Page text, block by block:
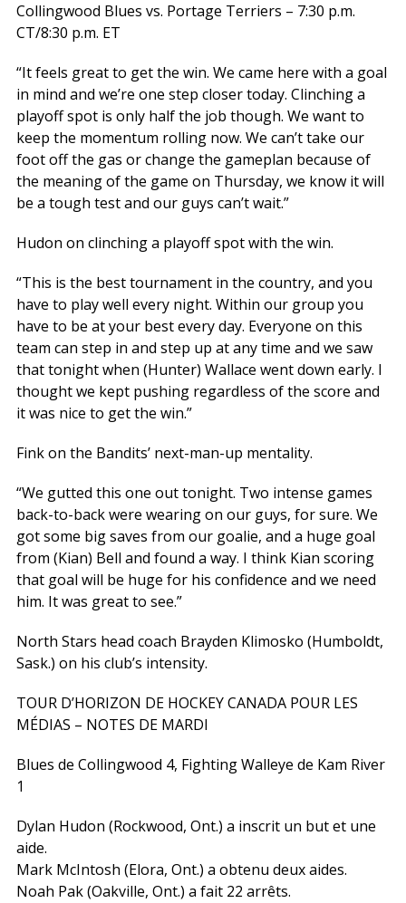
Collingwood Blues vs. Portage Terriers – 7:30 p.m.
CT/8:30 p.m. ET
“It feels great to get the win. We came here with a goal
in mind and we’re one step closer today. Clinching a
playoff spot is only half the job though. We want to
keep the momentum rolling now. We can’t take our
foot off the gas or change the gameplan because of
the meaning of the game on Thursday, we know it will
be a tough test and our guys can’t wait.”
Hudon on clinching a playoff spot with the win.
“This is the best tournament in the country, and you
have to play well every night. Within our group you
have to be at your best every day. Everyone on this
team can step in and step up at any time and we saw
that tonight when (Hunter) Wallace went down early. I
thought we kept pushing regardless of the score and
it was nice to get the win.”
Fink on the Bandits’ next-man-up mentality.
“We gutted this one out tonight. Two intense games
back-to-back were wearing on our guys, for sure. We
got some big saves from our goalie, and a huge goal
from (Kian) Bell and found a way. I think Kian scoring
that goal will be huge for his confidence and we need
him. It was great to see.”
North Stars head coach Brayden Klimosko (Humboldt,
Sask.) on his club’s intensity.
TOUR D’HORIZON DE HOCKEY CANADA POUR LES
MÉDIAS – NOTES DE MARDI
Blues de Collingwood 4, Fighting Walleye de Kam River
1
Dylan Hudon (Rockwood, Ont.) a inscrit un but et une
aide.
Mark McIntosh (Elora, Ont.) a obtenu deux aides.
Noah Pak (Oakville, Ont.) a fait 22 arrêts.